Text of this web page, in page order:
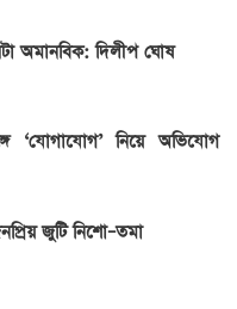
অমানবিক: দিলীপ ঘোষ
‘যোগাযোগ’ নিয়ে অভিযোগ
জুটি নিশো–তমা